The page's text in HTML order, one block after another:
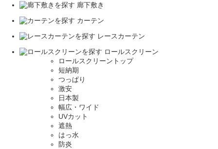
廊下敷き
カーテン
レースカーテン
ロールスクリーン
ロールスクリーントップ
短納期
つっぱり
激安
日本製
幅広・ワイド
UVカット
遮熱
はっ水
防炎